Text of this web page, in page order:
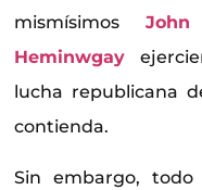
mismísimos
Heminwgay
lucha republicana
contienda.
Sin embargo, todo